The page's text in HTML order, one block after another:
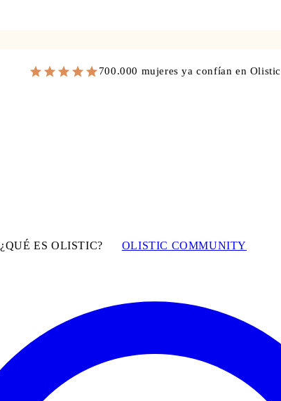
700.000 mujeres ya confían en Olistic
¿QUÉ ES OLISTIC?
OLISTIC COMMUNITY